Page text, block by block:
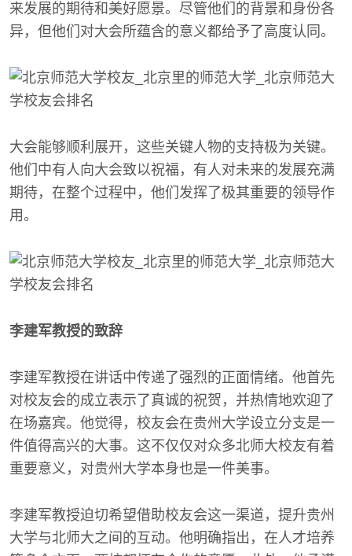
来发展的期待和美好愿景。尽管他们的背景和身份各
异，但他们对大会所蕴含的意义都给予了高度认同。
大会能够顺利展开，这些关键人物的支持极为关键。
他们中有人向大会致以祝福，有人对未来的发展充满
期待，在整个过程中，他们发挥了极其重要的领导作
用。
李建军教授的致辞
李建军教授在讲话中传递了强烈的正面情绪。他首先
对校友会的成立表示了真诚的祝贺，并热情地欢迎了
在场嘉宾。他觉得，校友会在贵州大学设立分支是一
件值得高兴的大事。这不仅仅对众多北师大校友有着
重要意义，对贵州大学本身也是一件美事。
李建军教授迫切希望借助校友会这一渠道，提升贵州
大学与北师大之间的互动。他明确指出，在人才培养